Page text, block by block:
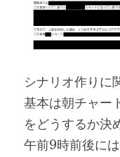
シナリオ作りに
基本は朝チャー
をどうするか決
午前9時前後に